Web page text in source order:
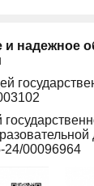
и надежное
24/00096964